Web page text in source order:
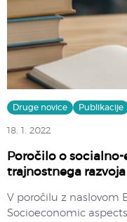
Druge novice Publikacije
18. 1. 2022
Poročilo o
trajnostnega razvoja
V poročilu z naslovom
Socioeconomic